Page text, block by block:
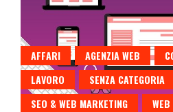
AFFARI AGENZIA WEB
LAVORO
SENZA CATEGORIA
SEO & WEB MARKETING
WEB